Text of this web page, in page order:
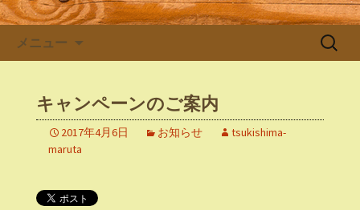
メニュー
検
キャンペーンのご案内
2017年4月6日 お知らせ
tsukishima-
maruta